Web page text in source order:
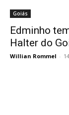
Goiás
Edminho
Halter do
Willian Rommel -